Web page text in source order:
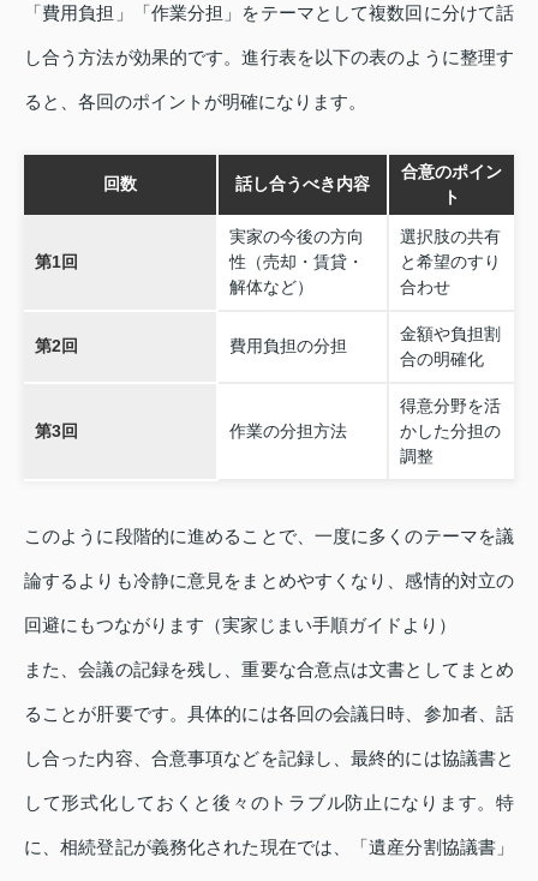
「費用負担」「作業分担」をテーマとして複数回に分けて話
し合う方法が効果的です。進行表を以下の表のように整理す
ると、各回のポイントが明確になります。
回数 話し合うべき内容
合意のポイン
ト
第1回
実家の今後の方向
性（売却・賃貸・
解体など）
選択肢の共有
と希望のすり
合わせ
第2回 費用負担の分担
金額や負担割
合の明確化
第3回 作業の分担方法
得意分野を活
かした分担の
調整
このように段階的に進めることで、一度に多くのテーマを議
論するよりも冷静に意見をまとめやすくなり、感情的対立の
回避にもつながります（実家じまい手順ガイドより）
また、会議の記録を残し、重要な合意点は文書としてまとめ
ることが肝要です。具体的には各回の会議日時、参加者、話
し合った内容、合意事項などを記録し、最終的には協議書と
して形式化しておくと後々のトラブル防止になります。特
に、相続登記が義務化された現在では、「遺産分割協議書」